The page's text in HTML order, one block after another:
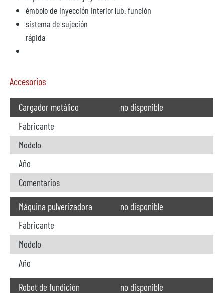
émbolo de inyección interior lub. función
sistema de sujeción
rápida
Accesorios
Cargador metálico
no disponible
Fabricante
Modelo
Año
Comentarios
Máquina pulverizadora
no disponible
Fabricante
Modelo
Año
Robot de fundición
no disponible